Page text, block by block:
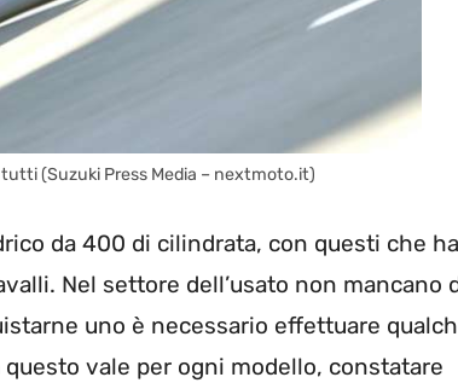
(Suzuki Press Media – nextmoto.it)
da 400 di cilindrata, con questi che ha
Nel settore dell’usato non mancano
uno è necessario effettuare
vale per ogni modello, constatare